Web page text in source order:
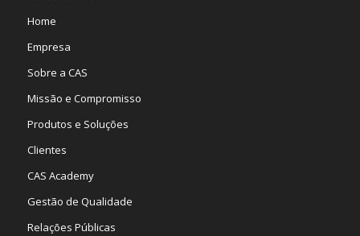
Home
Empresa
Sobre a CAS
Missão e Compromisso
Produtos e Soluções
Clientes
CAS Academy
Gestão de Qualidade
Relações Públicas